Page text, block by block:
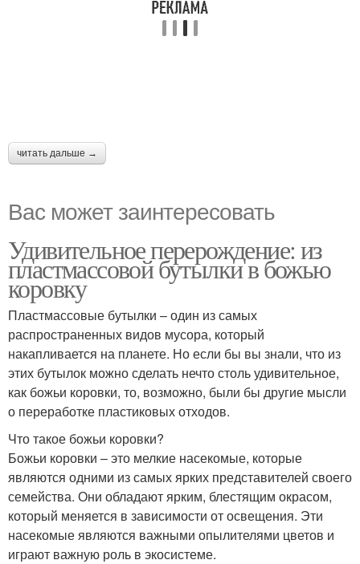
читать дальше →
Вас может заинтересовать
Удивительное перерождение: из
пластмассовой бутылки в божью
коровку
Пластмассовые бутылки – один из самых
распространенных видов мусора, который
накапливается на планете. Но если бы вы знали, что из
этих бутылок можно сделать нечто столь удивительное,
как божьи коровки, то, возможно, были бы другие мысли
о переработке пластиковых отходов.
Что такое божьи коровки?
Божьи коровки – это мелкие насекомые, которые
являются одними из самых ярких представителей своего
семейства. Они обладают ярким, блестящим окрасом,
который меняется в зависимости от освещения. Эти
насекомые являются важными опылителями цветов и
играют важную роль в экосистеме.